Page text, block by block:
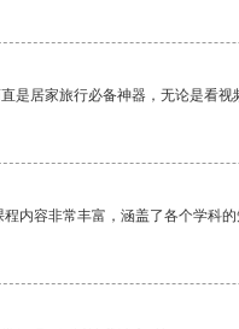
是居家旅行必备神器，无论是看
内容非常丰富，涵盖了各个学科